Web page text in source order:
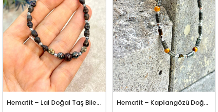
Hematit – Lal Doğal Taş Bileklik Hematit – Kaplangözü Doğal Taş Bileklik